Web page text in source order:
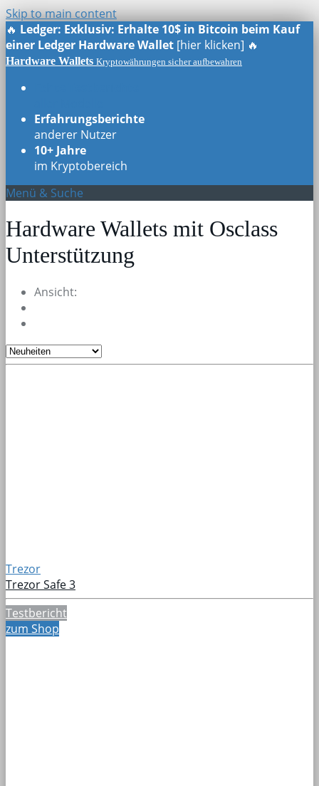
Skip to main content
🔥 Ledger: Exklusiv: Erhalte 10$ in Bitcoin beim Kauf
einer Ledger Hardware Wallet [hier klicken] 🔥
Hardware Wallets Kryptowährungen sicher aufbewahren
Erfahrungsberichte
anderer Nutzer
10+ Jahre
im Kryptobereich
Menü & Suche
Hardware Wallets mit Osclass
Unterstützung
Ansicht:
Trezor
Trezor Safe 3
Testbericht
zum Shop